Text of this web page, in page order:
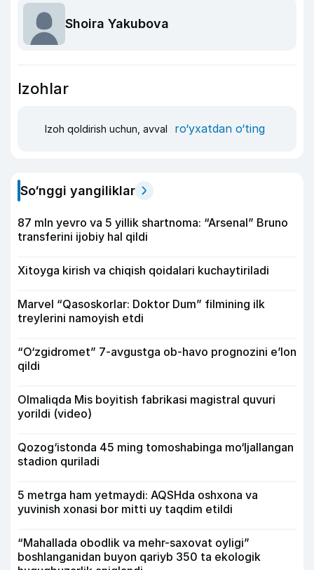
Shoira Yakubova
Izohlar
Izoh qoldirish uchun, avval ro‘yxatdan o‘ting
So‘nggi yangiliklar
87 mln yevro va 5 yillik shartnoma: “Arsenal” Bruno
transferini ijobiy hal qildi
Xitoyga kirish va chiqish qoidalari kuchaytiriladi
Marvel “Qasoskorlar: Doktor Dum” filmining ilk
treylerini namoyish etdi
“O‘zgidromet” 7-avgustga ob-havo prognozini e’lon
qildi
Olmaliqda Mis boyitish fabrikasi magistral quvuri
yorildi (video)
Qozog‘istonda 45 ming tomoshabinga mo‘ljallangan
stadion quriladi
5 metrga ham yetmaydi: AQSHda oshxona va
yuvinish xonasi bor mitti uy taqdim etildi
“Mahallada obodlik va mehr-saxovat oyligi”
boshlanganidan buyon qariyb 350 ta ekologik